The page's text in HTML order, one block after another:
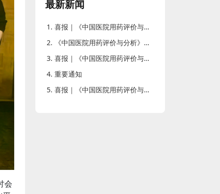
会
最新新闻
喜报｜《中国医院用药评价与分析》在第六届“西牛计划”获评优秀中文科技期刊
《中国医院用药评价与分析》杂志成功召开 河北药学专家座谈会暨2026年第二季度定稿会
喜报｜《中国医院用药评价与分析》再次入选CACJ中国应用型核心期刊
重要通知
喜报｜《中国医院用药评价与分析》连续6年入选《世界期刊影响力指数（WJCI）报告》